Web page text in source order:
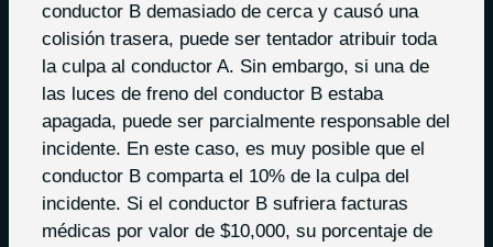
conductor B demasiado de cerca y causó una
colisión trasera, puede ser tentador atribuir toda
la culpa al conductor A. Sin embargo, si una de
las luces de freno del conductor B estaba
apagada, puede ser parcialmente responsable del
incidente. En este caso, es muy posible que el
conductor B comparta el 10% de la culpa del
incidente. Si el conductor B sufriera facturas
médicas por valor de $10,000, su porcentaje de